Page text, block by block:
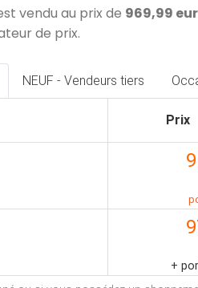
vendu au prix de 969,99
de prix.
NEUF - Vendeurs tiers
Prix
+